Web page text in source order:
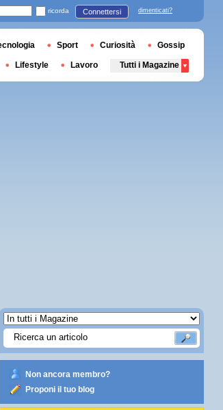
Non ancora membro?
Proponi il tuo blog
ricorda Connettersi dimenticati?
Sport Curiosità Gossip
Lifestyle Lavoro Tutti i Magazine